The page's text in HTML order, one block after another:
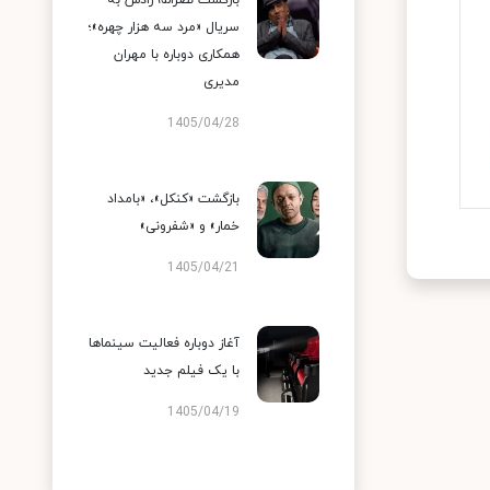
سریال «مرد سه هزار چهره»؛
همکاری دوباره با مهران
مدیری
1405/04/28
بازگشت «کنکل»، «بامداد
خمار» و «شفرونی»
1405/04/21
آغاز دوباره فعالیت سینماها
با یک فیلم جدید
1405/04/19